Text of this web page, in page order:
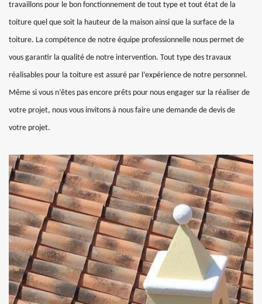
travaillons pour le bon fonctionnement de tout type et tout état de la
toiture quel que soit la hauteur de la maison ainsi que la surface de la
toiture. La compétence de notre équipe professionnelle nous permet de
vous garantir la qualité de notre intervention. Tout type des travaux
réalisables pour la toiture est assuré par l’expérience de notre personnel.
Même si vous n’êtes pas encore prêts pour nous engager sur la réaliser de
votre projet, nous vous invitons à nous faire une demande de devis de
votre projet.